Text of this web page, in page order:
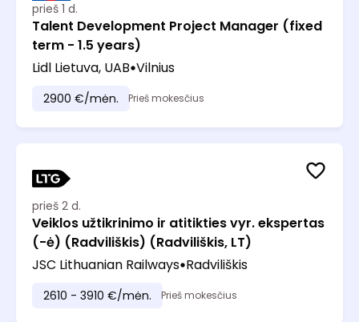
prieš 1 d.
Talent Development Project Manager (fixed
term - 1.5 years)
Lidl Lietuva, UAB Vilnius
2900 €/mėn. Prieš mokesčius
prieš 2 d.
Veiklos užtikrinimo ir atitikties vyr. ekspertas
(-ė) (Radviliškis) (Radviliškis, LT)
JSC Lithuanian Railways Radviliškis
2610 - 3910 €/mėn. Prieš mokesčius